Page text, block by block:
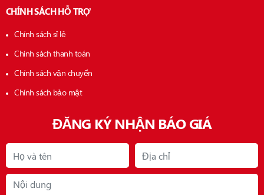
CHÍNH SÁCH HỖ TRỢ
Chính sách sỉ lẻ
Chính sách thanh toán
Chính sách vận chuyển
Chính sách bảo mật
ĐĂNG KÝ NHẬN BÁO GIÁ